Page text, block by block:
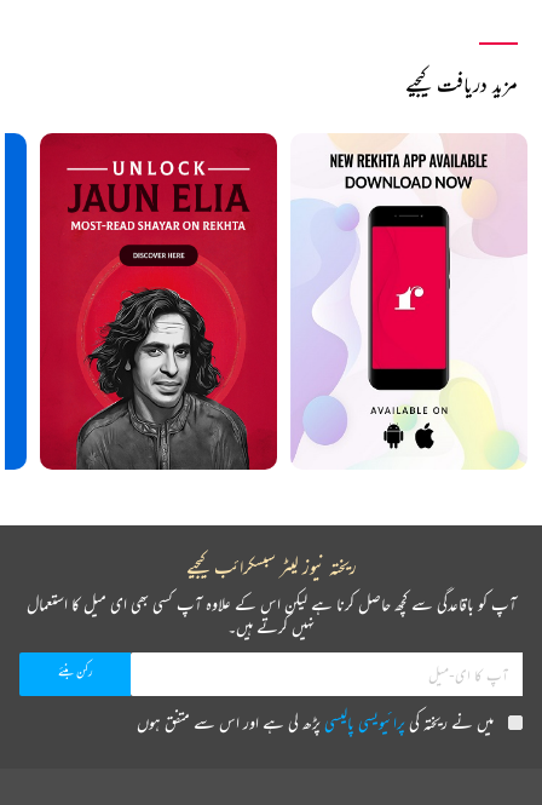
مزید دریافت کیجیے
ریختہ نیوز لیٹر سبسکرائب کیجیے
آپ کو باقاعدگی سے کچھ حاصل کرنا ہے لیکن اس کے علاوہ آپ کسی بھی ای میل کا استعمال
نہیں کرتے ہیں۔
میں نے ریختہ کیپرائیویسی پالیسیپڑھ لی ہے اور اس سے متفق ہوں